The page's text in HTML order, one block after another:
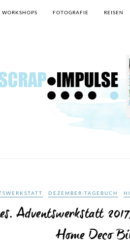
WORKSHOPS FOTOGRAFIE REISEN
DEZEMBER-TAGEBUCH
Adventswerkstatt
Home Deco